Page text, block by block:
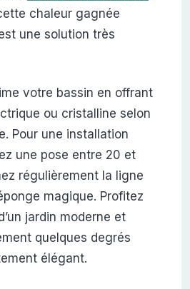
chaleur gagnée
une solution très
votre bassin en offrant
ou cristalline selon
Pour une installation
une pose entre 20 et
régulièrement la ligne
magique. Profitez
jardin moderne et
quelques degrés
élégant.